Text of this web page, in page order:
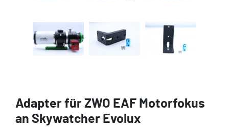
Adapter für ZWO EAF Motorfokus
an Skywatcher Evolux